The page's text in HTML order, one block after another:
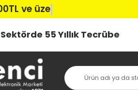
ve üzeri
Sektörde 55 Yıllık Tecrübe